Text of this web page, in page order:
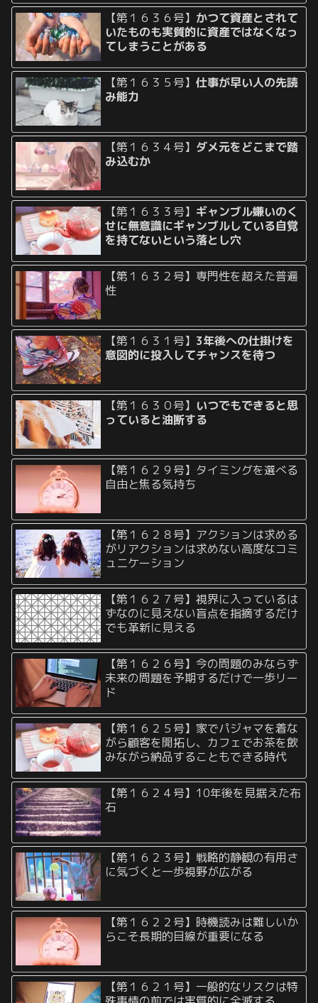
【第１６３６号】 かつて資産とされて
いたものも実質的に資産ではなくなっ
てしまうことがある
【第１６３５号】仕事が早い人の先読
み能力
【第１６３４号】 ダメ元をどこまで踏
み込むか
【第１６３３号】 ギャンブル嫌いのく
せに無意識にギャンブルしている自覚
を持てないという落とし穴
【第１６３２号】専門性を超えた普遍
性
【第１６３１号】 3年後への仕掛けを
意図的に投入してチャンスを待つ
【第１６３０号】 いつでもできると思
っていると油断する
【第１６２９号】タイミングを選べる
自由と焦る気持ち
【第１６２８号】アクションは求める
がリアクションは求めない高度なコミ
ュニケーション
【第１６２７号】視界に入っているは
ずなのに見えない盲点を指摘するだけ
でも革新に見える
【第１６２６号】今の問題のみならず
未来の問題を予期するだけで一歩リー
ド
【第１６２５号】家でパジャマを着な
がら顧客を開拓し、カフェでお茶を飲
みながら納品することもできる時代
【第１６２４号】10年後を見据えた布
石
【第１６２３号】戦略的静観の有用さ
に気づくと一歩視野が広がる
【第１６２２号】時機読みは難しいか
らこそ長期的目線が重要になる
【第１６２１号】一般的なリスクは特